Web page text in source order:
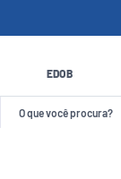
EDOB